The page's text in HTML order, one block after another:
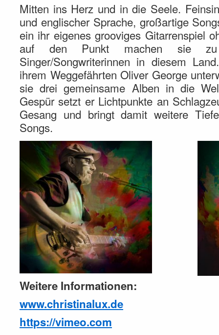
Mitten ins Herz und in die Seele.
und englischer Sprache, großartige
ein ihr eigenes grooviges Gitarrenspiel
auf den Punkt machen sie
Singer/Songwriterinnen in diesem
ihrem Weggefährten Oliver George
sie drei gemeinsame Alben in die
Gespür setzt er Lichtpunkte an
Gesang und bringt damit weitere
Songs.
Weitere Informationen:
www.christinalux.de
https://vimeo.com